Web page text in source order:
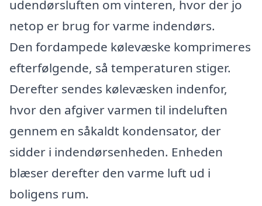
udendørsluften om vinteren, hvor der jo
netop er brug for varme indendørs.
Den fordampede kølevæske komprimeres
efterfølgende, så temperaturen stiger.
Derefter sendes kølevæsken indenfor,
hvor den afgiver varmen til indeluften
gennem en såkaldt kondensator, der
sidder i indendørsenheden. Enheden
blæser derefter den varme luft ud i
boligens rum.